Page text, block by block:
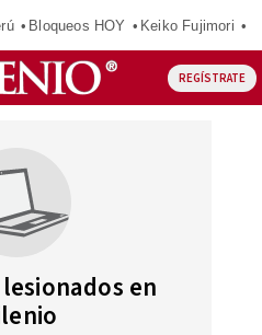
Bloqueos HOY Keiko Fujimori
REGÍSTRATE
en